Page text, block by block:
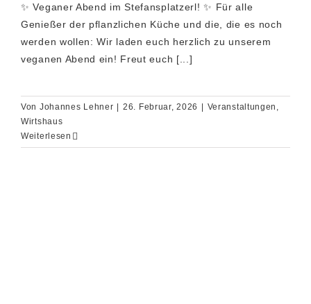
✨ Veganer Abend im Stefansplatzerl! ✨ Für alle
Genießer der pflanzlichen Küche und die, die es noch
werden wollen: Wir laden euch herzlich zu unserem
veganen Abend ein! Freut euch [...]
Von Johannes Lehner | 26. Februar, 2026 | Veranstaltungen
Wirtshaus
Weiterlesen